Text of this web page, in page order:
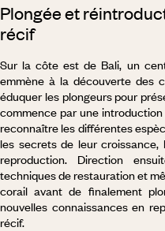
Plongée et
récif
Sur la côte est de Bali, un
emmène à la découverte des
éduquer les plongeurs pour
commence par une
reconnaître les différentes
les secrets de leur
reproduction. Direction
techniques de restauration et
corail avant de finalement
nouvelles connaissances en
récif.